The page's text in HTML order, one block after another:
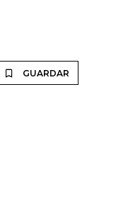
GUARDAR